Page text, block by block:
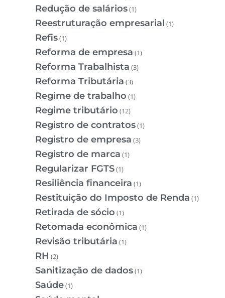
Redução de salários(1)
Reestruturação empresarial (1)
Refis(1)
Reforma de empresa (1)
Reforma Trabalhista (3)
Reforma Tributária (3)
Regime de trabalho (1)
Regime tributário (12)
Registro de contratos(1)
Registro de empresa (3)
Registro de marca (1)
Regularizar FGTS(1)
Resiliência financeira (1)
Restituição do Imposto de Renda (1)
Retirada de sócio (1)
Retomada econômica (1)
Revisão tributária (1)
RH (2)
Sanitização de dados(1)
Saúde(1)